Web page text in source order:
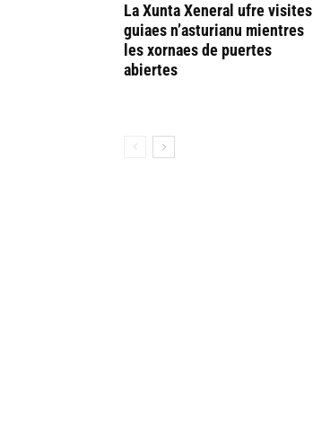
La Xunta Xeneral ufre visites
guiaes n’asturianu mientres
les xornaes de puertes
abiertes